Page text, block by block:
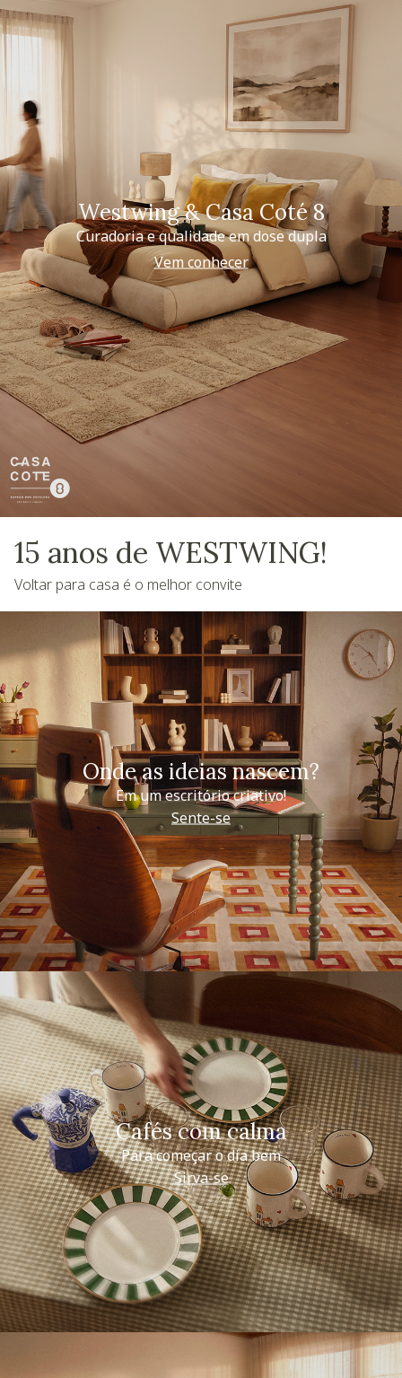
Westwing & Casa Coté 8
Curadoria e qualidade em dose dupla
Vem conhecer
15 anos de WESTWING!
Voltar para casa é o melhor convite
Onde as ideias nascem?
Em um escritório criativo!
Sente-se
Cafés com calma
Para começar o dia bem
Sirva-se